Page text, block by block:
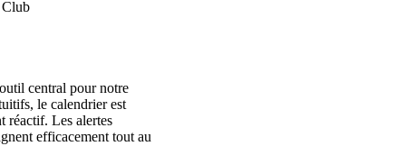
central pour notre
le calendrier est
réactif. Les alertes
efficacement tout au